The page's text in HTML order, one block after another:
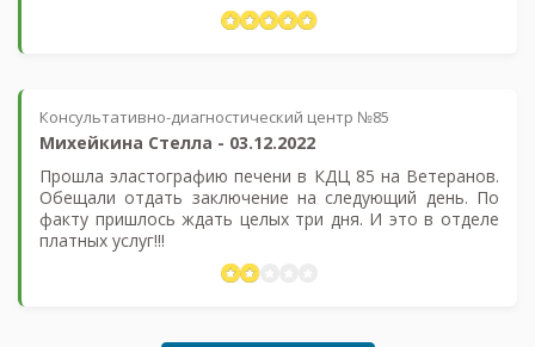
Консультативно-диагностический центр №85
Михейкина Стелла - 03.12.2022
Прошла эластографию печени в КДЦ 85 на Ветеранов.
Обещали отдать заключение на следующий день. По
факту пришлось ждать целых три дня. И это в отделе
платных услуг!!!